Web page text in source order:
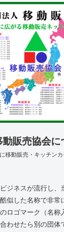
販売協会に
移動販売・キッチン
ジネスが流行し、
似した名称で非常
ロゴマーク（名称
わせたら別の団体